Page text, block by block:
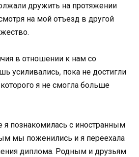
дружить на протяжении
на мой отъезд в другой
в отношении к нам со
усиливались, пока не достигли
я не смогла больше
я познакомилась с иностранным
мы поженились и я переехала
диплома. Родным и друзьям